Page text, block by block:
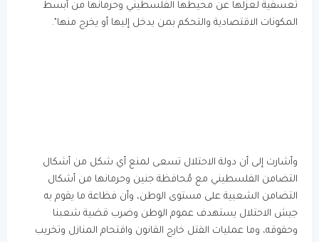
تعسفية لعزلها عن محيطها الفلسطيني وحرمانها من أبسط
المكونات الاقتصادية والتحكم بمن يدخل إليها أو يخرج منها".
وأشارت إلى أن دولة الاحتلال تسعى لمنع أي شكل من أشكال
التضامن الفلسطيني مع مُحافظة جنين وحرمانها من أشكال
التضامن الشعبية على مستوى الوطن، وأن فظاعة ما يقوم به
جيش الاحتلال يستهدف عموم الوطن وضرب قضية شعبنا
وحقوقه، وما عمليات القتل خارج القانون واقتحام المنازل وتخريب